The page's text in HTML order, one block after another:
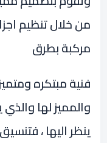
من خلال تنظيم
مركبة بطرق
فنية مبتكره
والمميز لها
ينظر اليها ،